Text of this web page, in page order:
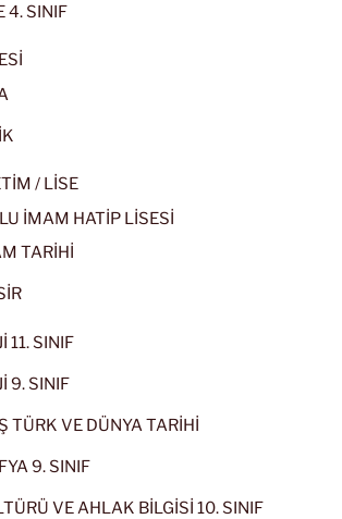
4. SINIF
/ LİSE
İMAM HATİP LİSESİ
TARİHİ
11. SINIF
9. SINIF
TÜRK VE DÜNYA TARİHİ
9. SINIF
VE AHLAK BİLGİSİ 10. SINIF